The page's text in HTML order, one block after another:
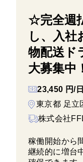
☆完全週
し、入社
物配送ド
大募集中
23,450 円/日
東京都 足立
株式会社
稼働開始から
継続的に増台